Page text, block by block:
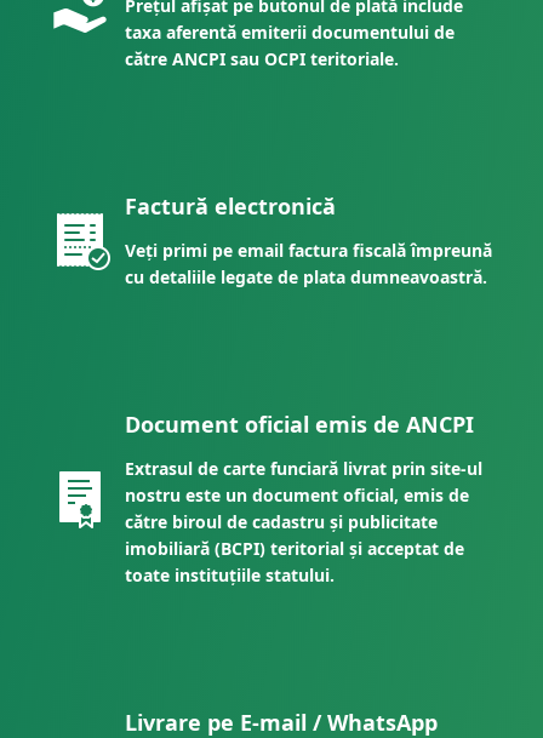
Prețul afișat pe butonul de plată include
taxa aferentă emiterii documentului de
către ANCPI sau OCPI teritoriale.
Factură electronică
Veți primi pe email factura fiscală împreună
cu detaliile legate de plata dumneavoastră.
Document oficial emis de ANCPI
Extrasul de carte funciară livrat prin site-ul
nostru este un document oficial, emis de
către biroul de cadastru și publicitate
imobiliară (BCPI) teritorial și acceptat de
toate instituțiile statului.
Livrare pe E-mail / WhatsApp